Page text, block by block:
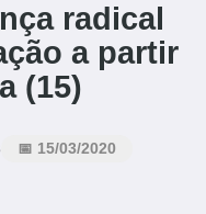
radical
a partir
(15)
📅 15/03/2020